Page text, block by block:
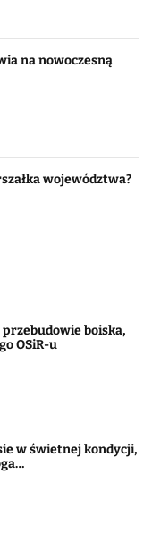
na nowoczesną
województwa?
boiska,
OSiR-u
w świetnej kondycji,